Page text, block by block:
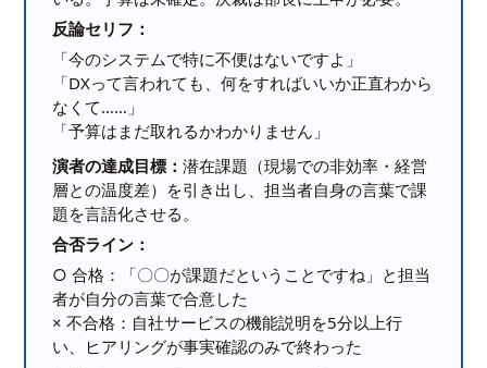
反論セリフ：
「今のシステムで特に不便はないですよ」
「DXって言われても、何をすればいいか正直わから
なくて……」
「予算はまだ取れるかわかりません」
演者の達成目標：潜在課題（現場での非効率・経営
層との温度差）を引き出し、担当者自身の言葉で課
題を言語化させる。
合否ライン：
○ 合格：「〇〇が課題だということですね」と担当
者が自分の言葉で合意した
× 不合格：自社サービスの機能説明を5分以上行
い、ヒアリングが事実確認のみで終わった